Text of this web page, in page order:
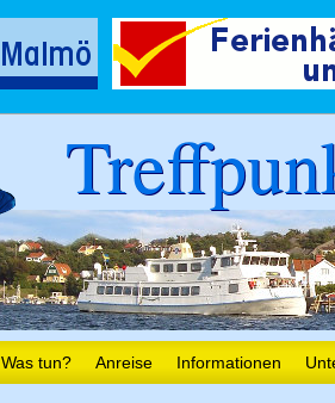
Was tun? Anreise Informationen